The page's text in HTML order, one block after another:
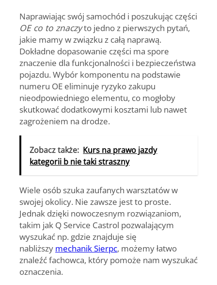
Naprawiając swój samochód i poszukując części
OE co to znaczyto jedno z pierwszych pytań,
jakie mamy w związku z całą naprawą.
Dokładne dopasowanie części ma spore
znaczenie dla funkcjonalności i bezpieczeństwa
pojazdu. Wybór komponentu na podstawie
numeru OE eliminuje ryzyko zakupu
nieodpowiedniego elementu, co mogłoby
skutkować dodatkowymi kosztami lub nawet
zagrożeniem na drodze.
Zobacz także: Kurs na prawo jazdy
kategorii b nie taki straszny
Wiele osób szuka zaufanych warsztatów w
swojej okolicy. Nie zawsze jest to proste.
Jednak dzięki nowoczesnym rozwiązaniom,
takim jak Q Service Castrol pozwalającym
wyszukać np. gdzie znajduje się
nabliższy mechanik Sierpc, możemy łatwo
znaleźć fachowca, który pomoże nam wyszukać
oznaczenia.